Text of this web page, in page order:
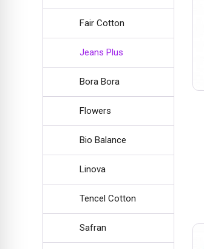
Fair Cotton
Jeans Plus
Bora Bora
Flowers
Bio Balance
Linova
Tencel Cotton
Safran